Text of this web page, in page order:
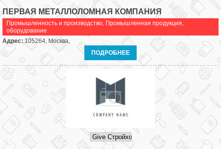
ПЕРВАЯ МЕТАЛЛОЛОМНАЯ КОМПАНИЯ
Промышленность и производство, Промышленная продукция,
оборудование
Адрес:105264, Москва,
ПОДРОБНЕЕ